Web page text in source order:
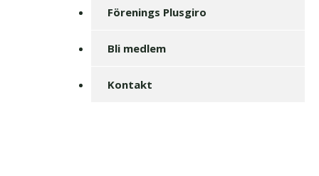
Förenings Plusgiro
Bli medlem
Kontakt